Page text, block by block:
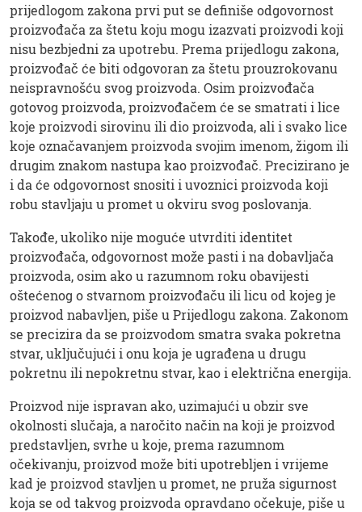
prijedlogom zakona prvi put se definiše odgovornost
proizvođača za štetu koju mogu izazvati proizvodi koji
nisu bezbjedni za upotrebu. Prema prijedlogu zakona,
proizvođač će biti odgovoran za štetu prouzrokovanu
neispravnošću svog proizvoda. Osim proizvođača
gotovog proizvoda, proizvođačem će se smatrati i lice
koje proizvodi sirovinu ili dio proizvoda, ali i svako lice
koje označavanjem proizvoda svojim imenom, žigom ili
drugim znakom nastupa kao proizvođač. Precizirano je
i da će odgovornost snositi i uvoznici proizvoda koji
robu stavljaju u promet u okviru svog poslovanja.
Takođe, ukoliko nije moguće utvrditi identitet
proizvođača, odgovornost može pasti i na dobavljača
proizvoda, osim ako u razumnom roku obavijesti
oštećenog o stvarnom proizvođaču ili licu od kojeg je
proizvod nabavljen, piše u Prijedlogu zakona. Zakonom
se precizira da se proizvodom smatra svaka pokretna
stvar, uključujući i onu koja je ugrađena u drugu
pokretnu ili nepokretnu stvar, kao i električna energija.
Proizvod nije ispravan ako, uzimajući u obzir sve
okolnosti slučaja, a naročito način na koji je proizvod
predstavljen, svrhe u koje, prema razumnom
očekivanju, proizvod može biti upotrebljen i vrijeme
kad je proizvod stavljen u promet, ne pruža sigurnost
koja se od takvog proizvoda opravdano očekuje, piše u